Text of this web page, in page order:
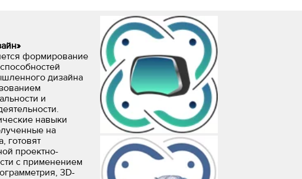
формирование
дизайна
и
навыки
на
готовят
проектно-
с применением
3D-